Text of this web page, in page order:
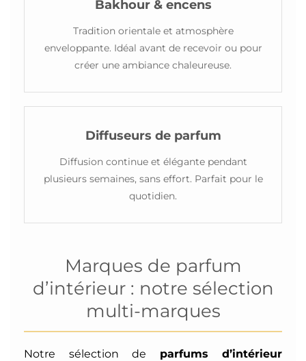
Bakhour & encens
Tradition orientale et atmosphère
enveloppante. Idéal avant de recevoir ou pour
créer une ambiance chaleureuse.
Diffuseurs de parfum
Diffusion continue et élégante pendant
plusieurs semaines, sans effort. Parfait pour le
quotidien.
Marques de parfum
d’intérieur : notre sélection
multi-marques
Notre sélection de parfums d’intérieur